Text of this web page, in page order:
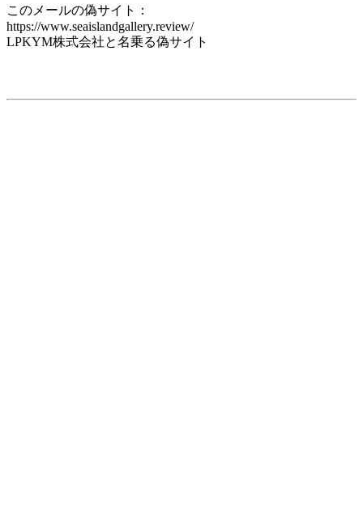
このメールの偽サイト：
https://www.seaislandgallery.review/
LPKYM株式会社と名乗る偽サイト